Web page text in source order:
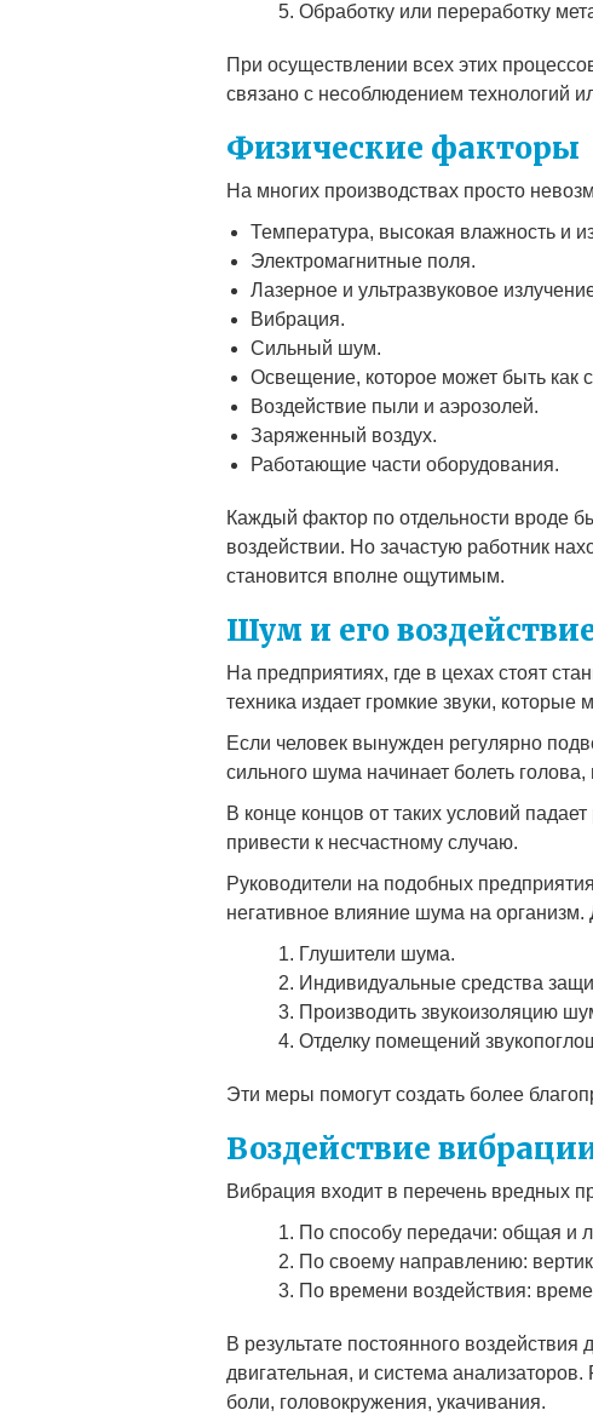
Обработку или переработку
При осуществлении всех этих
связано с несоблюдением технологий
Физические факторы
На многих производствах просто
Температура, высокая влажность и
Электромагнитные поля.
Лазерное и ультразвуковое
Вибрация.
Сильный шум.
Освещение, которое может быть как
Воздействие пыли и аэрозолей.
Заряженный воздух.
Работающие части оборудования.
Каждый фактор по отдельности вроде
воздействии. Но зачастую работник
становится вполне ощутимым.
Шум и его
На предприятиях, где в цехах стоят
техника издает громкие звуки, которые
Если человек вынужден регулярно
сильного шума начинает болеть
В конце концов от таких условий
привести к несчастному случаю.
Руководители на подобных
негативное влияние шума на организм.
Глушители шума.
Индивидуальные средства
Производить звукоизоляцию
Отделку помещений
Эти меры помогут создать более
Воздействие
Вибрация входит в перечень вредных
По способу передачи: общая и
По своему направлению:
По времени воздействия:
В результате постоянного
двигательная, и система
боли, головокружения, укачивания.